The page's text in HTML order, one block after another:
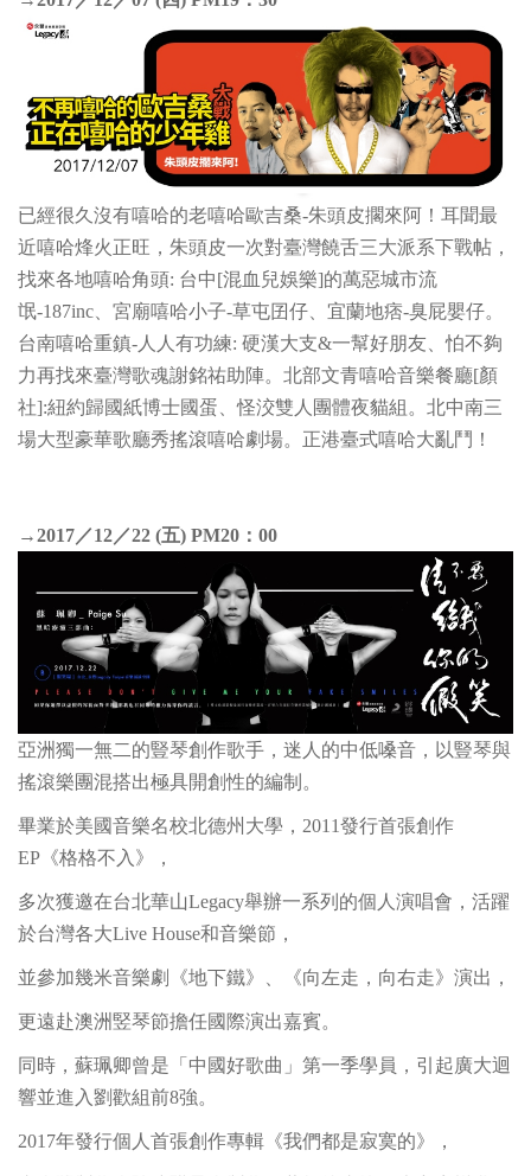
已經很久沒有嘻哈的老嘻哈歐吉桑-朱頭皮擱來阿！耳聞最
近嘻哈烽火正旺，朱頭皮一次對臺灣饒舌三大派系下戰帖，
找來各地嘻哈角頭: 台中[混血兒娛樂]的萬惡城市流
氓-187inc、宮廟嘻哈小子-草屯囝仔、宜蘭地痞-臭屁嬰仔。
台南嘻哈重鎮-人人有功練: 硬漢大支&一幫好朋友、怕不夠
力再找來臺灣歌魂謝銘祐助陣。北部文青嘻哈音樂餐廳[顏
社]:紐約歸國紙博士國蛋、怪洨雙人團體夜貓組。北中南三
場大型豪華歌廳秀搖滾嘻哈劇場。正港臺式嘻哈大亂鬥！
→2017／12／22 (五) PM20：00
亞洲獨一無二的豎琴創作歌手，迷人的中低嗓音，以豎琴與
搖滾樂團混搭出極具開創性的編制。
畢業於美國音樂名校北德州大學，2011發行首張創作
EP《格格不入》，
多次獲邀在台北華山Legacy舉辦一系列的個人演唱會，活躍
於台灣各大Live House和音樂節，
並參加幾米音樂劇《地下鐵》、《向左走，向右走》演出，
更遠赴澳洲竪琴節擔任國際演出嘉賓。
同時，蘇珮卿曾是「中國好歌曲」第一季學員，引起廣大迴
響並進入劉歡組前8強。
2017年發行個人首張創作專輯《我們都是寂寞的》，